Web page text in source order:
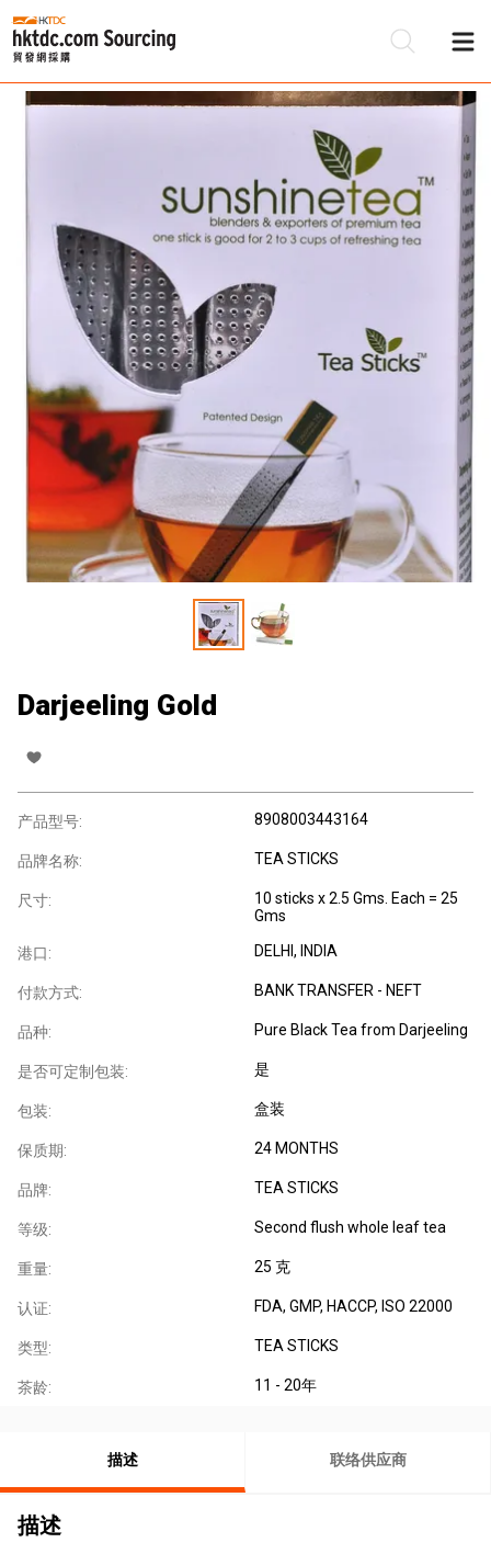
Darjeeling Gold
产品型号: 8908003443164
品牌名称: TEA STICKS
尺寸:
10 sticks x 2.5 Gms. Each = 25
Gms
港口: DELHI, INDIA
付款方式: BANK TRANSFER - NEFT
品种: Pure Black Tea from Darjeeling
是否可定制包装: 是
包装: 盒装
保质期: 24 MONTHS
品牌: TEA STICKS
等级: Second flush whole leaf tea
重量: 25 克
认证: FDA, GMP, HACCP, ISO 22000
类型: TEA STICKS
茶龄: 11 - 20年
描述 联络供应商
描述